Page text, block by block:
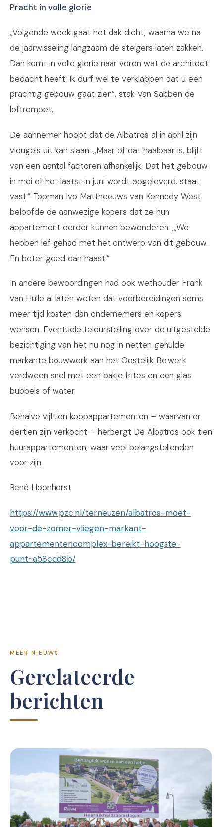
Pracht in volle glorie
,,Volgende week gaat het dak dicht, waarna we na
de jaarwisseling langzaam de steigers laten zakken.
Dan komt in volle glorie naar voren wat de architect
bedacht heeft. Ik durf wel te verklappen dat u een
prachtig gebouw gaat zien”, stak Van Sabben de
loftrompet.
De aannemer hoopt dat de Albatros al in april zijn
vleugels uit kan slaan. ,,Maar of dat haalbaar is, blijft
van een aantal factoren afhankelijk. Dat het gebouw
in mei of het laatst in juni wordt opgeleverd, staat
vast.” Topman Ivo Mattheeuws van Kennedy West
beloofde de aanwezige kopers dat ze hun
appartement eerder kunnen bewonderen. ,,,We
hebben lef gehad met het ontwerp van dit gebouw.
En beter goed dan haast.”
In andere bewoordingen had ook wethouder Frank
van Hulle al laten weten dat voorbereidingen soms
meer tijd kosten dan ondernemers en kopers
wensen. Eventuele teleurstelling over de uitgestelde
bezichtiging van het nu nog in netten gehulde
markante bouwwerk aan het Oostelijk Bolwerk
verdween snel met een bakje frites en een glas
bubbels of water.
Behalve vijftien koopappartementen – waarvan er
dertien zijn verkocht – herbergt De Albatros ook tien
huurappartementen, waar veel belangstellenden
voor zijn.
René Hoonhorst
https://www.pzc.nl/terneuzen/albatros-moet-
voor-de-zomer-vliegen-markant-
appartementencomplex-bereikt-hoogste-
punt~a58cdd8b/
MEER NIEUWS
Gerelateerde
berichten